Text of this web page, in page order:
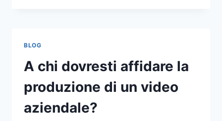
NELLE
SCOMMESSE
SPORTIVE
ONLINE
BLOG
A chi dovresti affidare la
produzione di un video
aziendale?